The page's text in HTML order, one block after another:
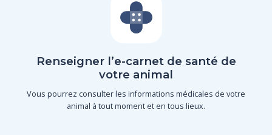
Renseigner l’e-carnet de santé de
votre animal
Vous pourrez consulter les informations médicales de votre
animal à tout moment et en tous lieux.